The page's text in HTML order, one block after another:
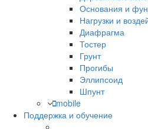
Основания и
Нагрузки и
Диафрагма
Тостер
Грунт
Прогибы
Эллипсоид
Шпунт
mobile
Поддержка и обучение